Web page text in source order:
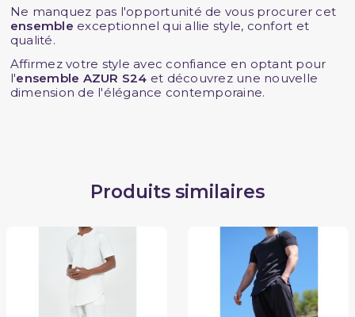
Ne manquez pas l'opportunité de vous procurer cet
ensemble exceptionnel qui allie style, confort et
qualité.
Affirmez votre style avec confiance en optant pour
l'ensemble AZUR S24 et découvrez une nouvelle
dimension de l'élégance contemporaine.
Produits similaires